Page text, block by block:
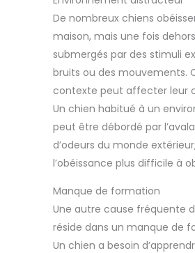
De nombreux chiens
maison, mais une fois
submergés par des stimuli
bruits ou des mouvements.
contexte peut affecter leur
Un chien habitué à un
peut être débordé par
d’odeurs du monde
l’obéissance plus difficile à
Manque de formation
Une autre cause fréquente
réside dans un manque de
Un chien a besoin